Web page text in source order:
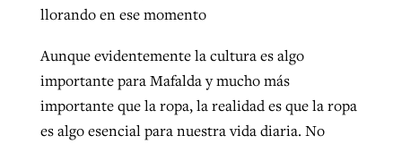
llorando en ese momento
Aunque evidentemente la cultura es algo
importante para Mafalda y mucho más
importante que la ropa, la realidad es que la ropa
es algo esencial para nuestra vida diaria. No
ByBP Staff, postedAugust 5, 2026
READ MORE
Post-COVID Perspective: Pandemic
catalyzes churches to cast
evangelistic net with online services
‘Sharing Christ at the Cup’ sees 150
Texas churches share Christ, more
than 500 decisions
more men needed
David Roach , posted August 4, 2026
READ MORE